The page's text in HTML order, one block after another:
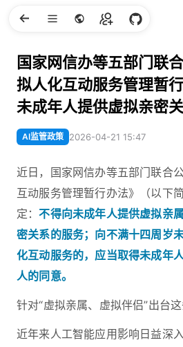
国家网信办等五部门联
拟人化互动服务管理暂
未成年人提供虚拟亲密
AI监管政策 2026-04-21 15:47
近日，国家网信办等五部门联合
互动服务管理暂行办法》（以下
定：不得向未成年人提供虚拟亲
密关系的服务；向不满十四周岁
化互动服务的，应当取得未成年
人的同意。
针对“虚拟亲属、虚拟伴侣”出台
近年来人工智能应用影响日益深